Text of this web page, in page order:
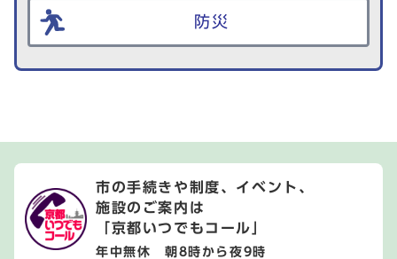
防災
市の手続きや制度、イベント、
施設のご案内は
「京都いつでもコール」
年中無休 朝8時から夜9時